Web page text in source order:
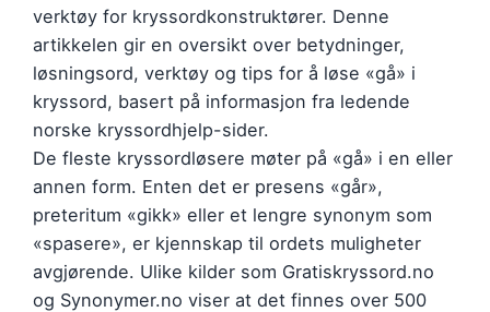
verktøy for kryssordkonstruktører. Denne
artikkelen gir en oversikt over betydninger,
løsningsord, verktøy og tips for å løse «gå» i
kryssord, basert på informasjon fra ledende
norske kryssordhjelp-sider.
De fleste kryssordløsere møter på «gå» i en eller
annen form. Enten det er presens «går»,
preteritum «gikk» eller et lengre synonym som
«spasere», er kjennskap til ordets muligheter
avgjørende. Ulike kilder som Gratiskryssord.no
og Synonymer.no viser at det finnes over 500